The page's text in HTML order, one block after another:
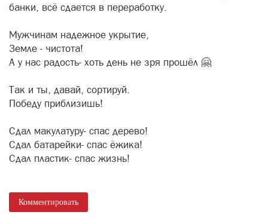
банки, всё сдается в переработку.
Мужчинам надежное укрытие,
Земле - чистота!
А у нас радость- хоть день не зря прошёл 🤗
Так и ты, давай, сортируй.
Победу приблизишь!
Сдал макулатуру- спас дерево!
Сдал батарейки- спас ёжика!
Сдал пластик- спас жизнь!
Комментировать